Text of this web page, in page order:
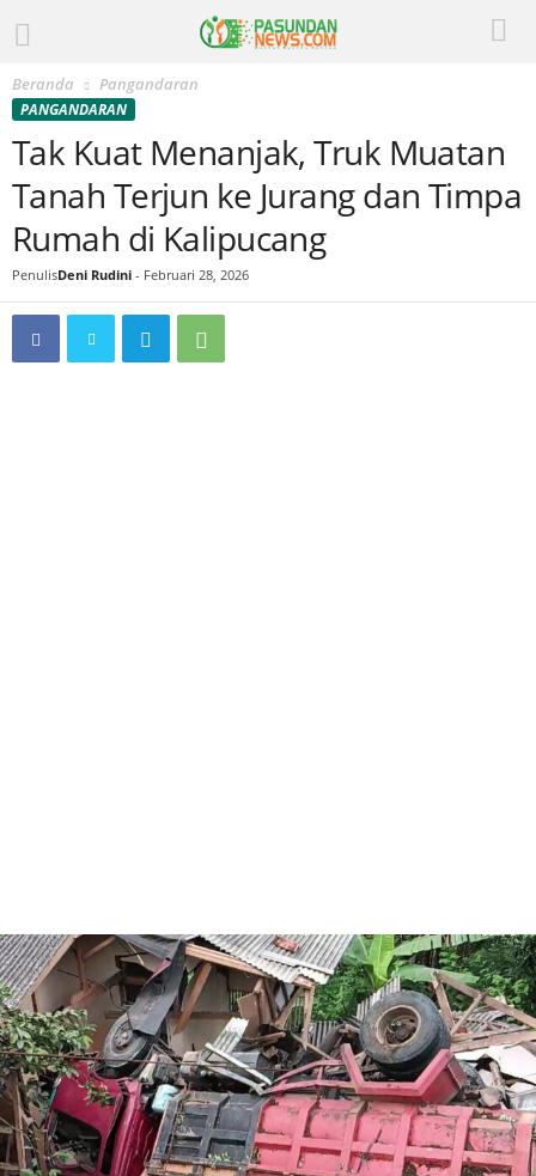
Beranda Pangandaran
PANGANDARAN
Tak Kuat Menanjak, Truk Muatan
Tanah Terjun ke Jurang dan Timpa
Rumah di Kalipucang
PenulisDeni Rudini - Februari 28, 2026